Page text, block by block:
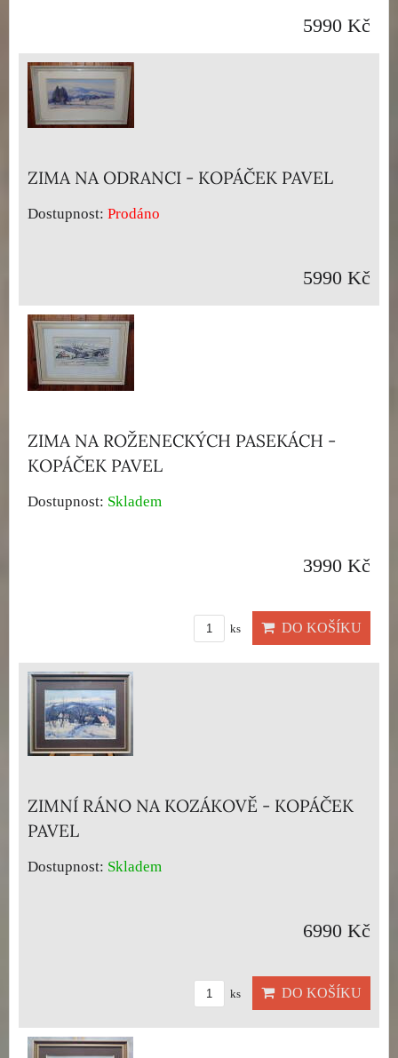
5990 Kč
ZIMA NA ODRANCI - KOPÁČEK PAVEL
Dostupnost: Prodáno
5990 Kč
ZIMA NA ROŽENECKÝCH PASEKÁCH -
KOPÁČEK PAVEL
Dostupnost: Skladem
3990 Kč
ks DO KOŠÍKU
ZIMNÍ RÁNO NA KOZÁKOVĚ - KOPÁČEK
PAVEL
Dostupnost: Skladem
6990 Kč
ks DO KOŠÍKU